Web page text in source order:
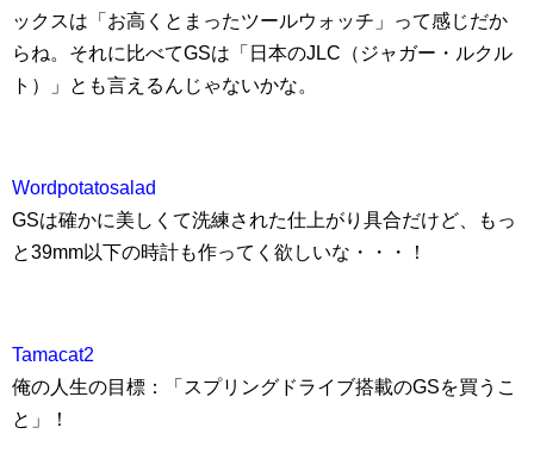
ックスは「お高くとまったツールウォッチ」って感じだか
らね。それに比べてGSは「日本のJLC（ジャガー・ルクル
ト）」とも言えるんじゃないかな。
Wordpotatosalad
GSは確かに美しくて洗練された仕上がり具合だけど、もっ
と39mm以下の時計も作ってく欲しいな・・・！
Tamacat2
俺の人生の目標：「スプリングドライブ搭載のGSを買うこ
と」！